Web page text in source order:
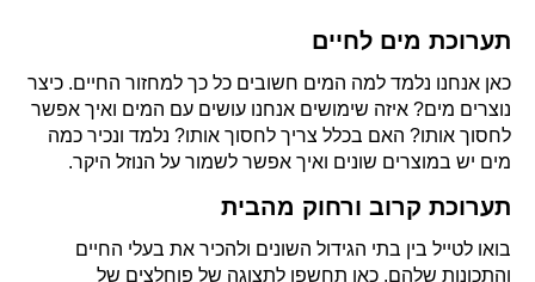
תערוכת מים לחיים
כאן אנחנו נלמד למה המים חשובים כל כך למחזור החיים. כיצר
נוצרים מים? איזה שימושים אנחנו עושים עם המים ואיך אפשר
לחסוך אותו? האם בכלל צריך לחסוך אותו? נלמד ונכיר כמה
מים יש במוצרים שונים ואיך אפשר לשמור על הנוזל היקר.
תערוכת קרוב ורחוק מהבית
בואו לטייל בין בתי הגידול השונים ולהכיר את בעלי החיים
והתכונות שלהם. כאן תחשפו לתצוגה של פוחלצים של